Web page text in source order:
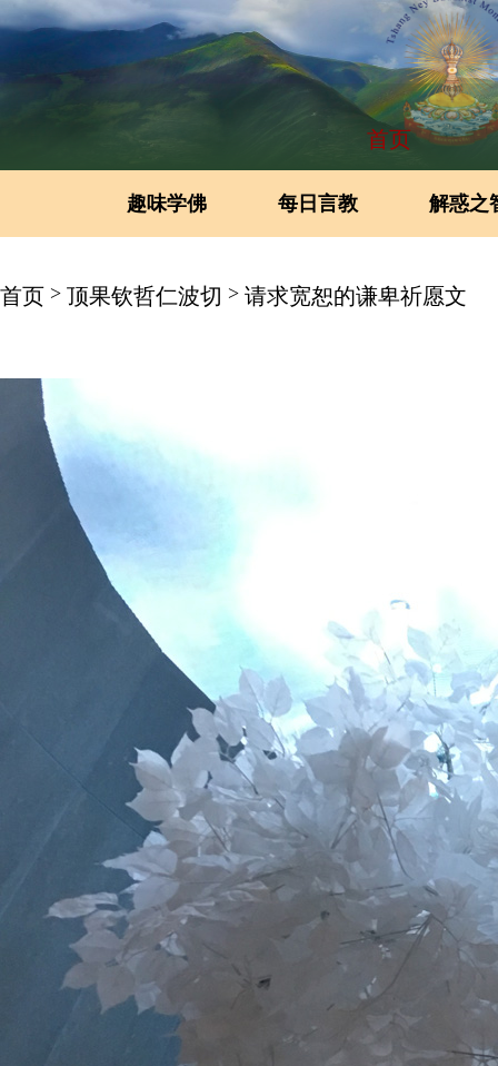
首页
趣味学佛 每日言教 解惑之
首页 > 顶果钦哲仁波切 > 请求宽恕的谦卑祈愿文